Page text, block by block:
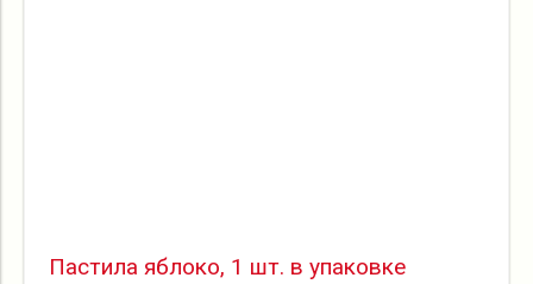
Пастила яблоко, 1 шт. в упаковке